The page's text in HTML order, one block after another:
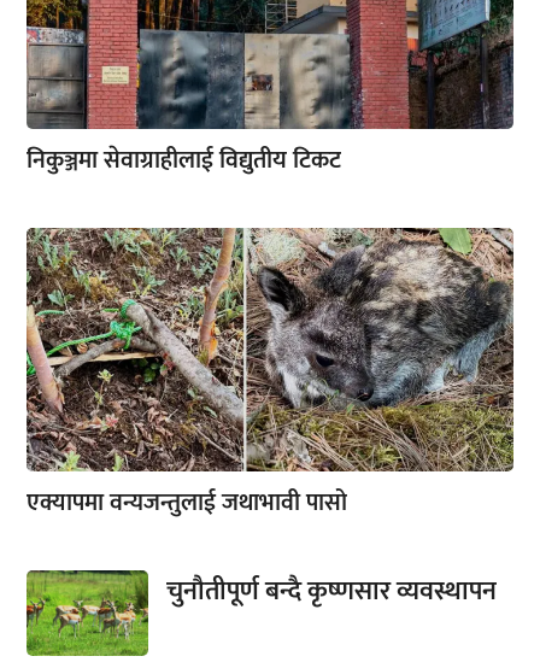
निकुञ्जमा सेवाग्राहीलाई विद्युतीय टिकट
एक्यापमा वन्यजन्तुलाई जथाभावी पासो
चुनौतीपूर्ण बन्दै कृष्णसार व्यवस्थापन